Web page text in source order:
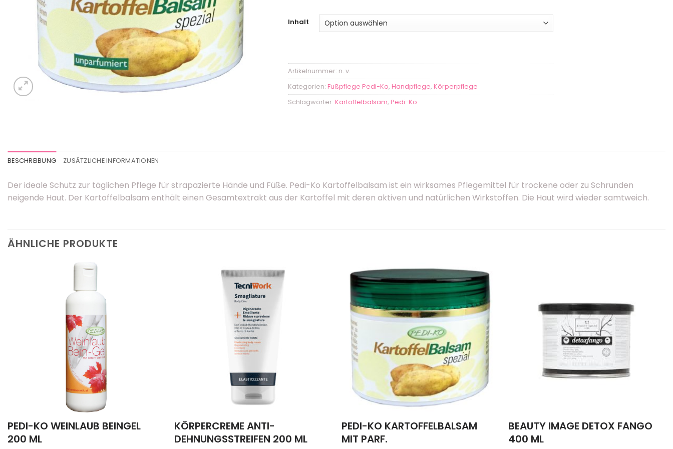
Inhalt
Artikelnummer: n. v.
Kategorien: Fußpflege Pedi-Ko, Handpflege, Körperpflege
Schlagwörter: Kartoffelbalsam, Pedi-Ko
BESCHREIBUNG ZUSÄTZLICHE INFORMATIONEN
Der ideale Schutz zur täglichen Pflege für strapazierte Hände und Füße. Pedi-Ko Kartoffelbalsam ist ein wirksames Pflegemittel für trockene oder zu Schrunden
neigende Haut. Der Kartoffelbalsam enthält einen Gesamtextrakt aus der Kartoffel mit deren aktiven und natürlichen Wirkstoffen. Die Haut wird wieder samtweich.
ÄHNLICHE PRODUKTE
PEDI-KO WEINLAUB BEINGEL
200 ML
KÖRPERCREME ANTI-
DEHNUNGSSTREIFEN 200 ML
PEDI-KO KARTOFFELBALSAM
MIT PARF.
BEAUTY IMAGE DETOX FANGO
400 ML